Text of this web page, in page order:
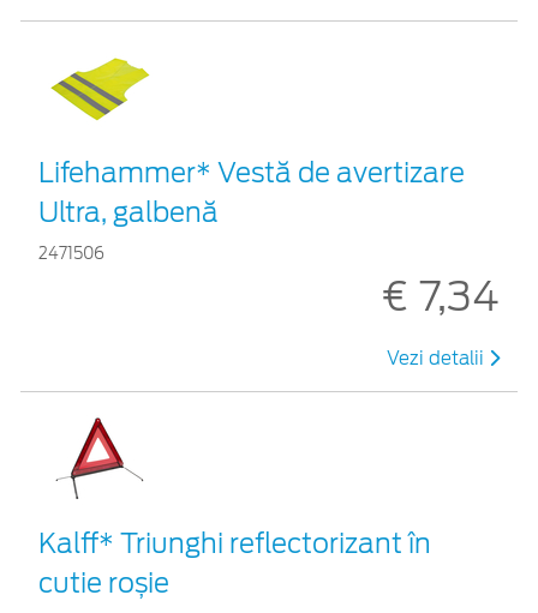
Lifehammer* Vestă de avertizare
Ultra, galbenă
2471506
€ 7,34
Vezi detalii
Kalff* Triunghi reflectorizant în
cutie roșie